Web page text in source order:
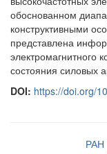
обоснованном
конструктивными
представлена
электромагнитного
состояния силовых
DOI: https://doi.org/
РАН